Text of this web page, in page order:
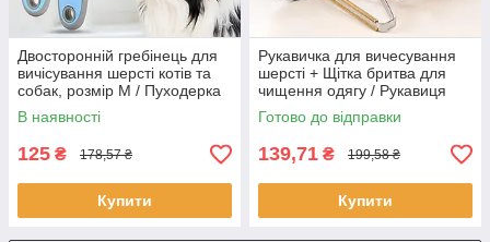
Двосторонній гребінець для
вичісування шерсті котів та
собак, розмір М / Пуходерка
для домашніх тварин /
Ковтуноріз для собак
В наявності
125 ₴ 178,57 ₴
Купити
Рукавичка для вичесування
шерсті + Щітка бритва для
чищення одягу / Рукавиця
для прибирання шерсті /
Щітка-рукавичка для шерсті
Готово до відправки
139,71 ₴ 199,58 ₴
Купити